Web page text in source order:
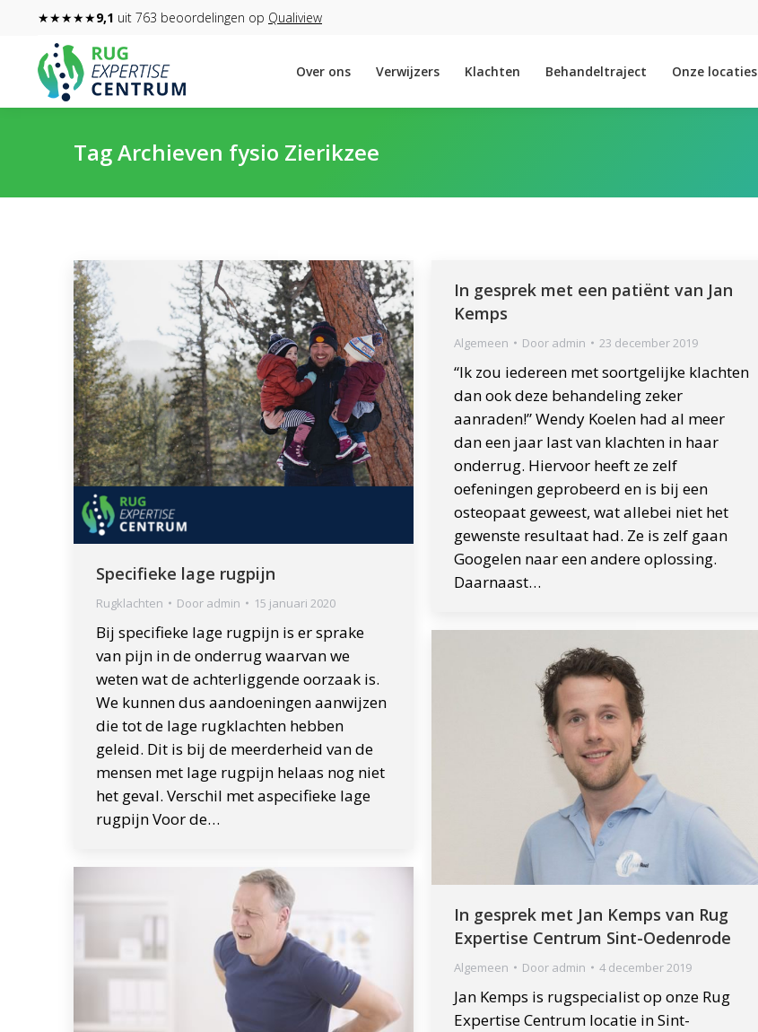
★★★★★9,1 uit 763 beoordelingen op Qualiview
Over ons Verwijzers Klachten Behandeltraject Onze locaties
Tag Archieven fysio Zierikzee
Specifieke lage rugpijn
Rugklachten Door admin 15 januari 2020
Bij specifieke lage rugpijn is er sprake
van pijn in de onderrug waarvan we
weten wat de achterliggende oorzaak is.
We kunnen dus aandoeningen aanwijzen
die tot de lage rugklachten hebben
geleid. Dit is bij de meerderheid van de
mensen met lage rugpijn helaas nog niet
het geval. Verschil met aspecifieke lage
rugpijn Voor de…
In gesprek met een patiënt van Jan
Kemps
Algemeen Door admin 23 december 2019
“Ik zou iedereen met soortgelijke klachten
dan ook deze behandeling zeker
aanraden!” Wendy Koelen had al meer
dan een jaar last van klachten in haar
onderrug. Hiervoor heeft ze zelf
oefeningen geprobeerd en is bij een
osteopaat geweest, wat allebei niet het
gewenste resultaat had. Ze is zelf gaan
Googelen naar een andere oplossing.
Daarnaast…
In gesprek met Jan Kemps van Rug
Expertise Centrum Sint-Oedenrode
Algemeen Door admin 4 december 2019
Jan Kemps is rugspecialist op onze Rug
Expertise Centrum locatie in Sint-